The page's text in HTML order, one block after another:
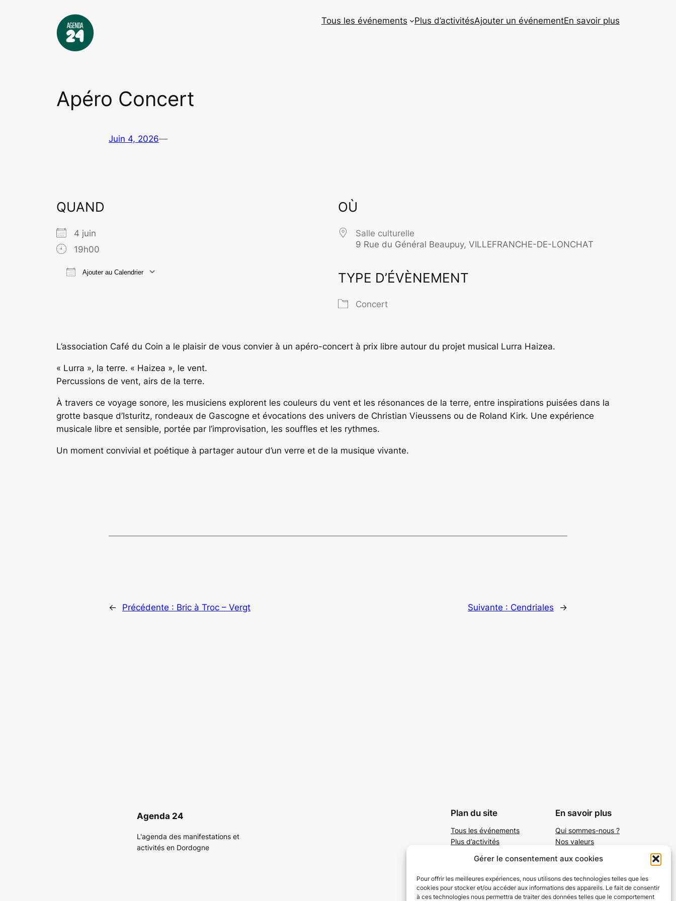
Gérer le consentement aux cookies
Pour offrir les meilleures expériences, nous utilisons des technologies telles que les
cookies pour stocker et/ou accéder aux informations des appareils. Le fait de consentir
à ces technologies nous permettra de traiter des données telles que le comportement
Tous les événements Plus d’activitésAjouter un événementEn savoir plus
Apéro Concert
Juin 4, 2026—
QUAND
4 juin
19h00
Ajouter au Calendrier
OÙ
Salle culturelle
9 Rue du Général Beaupuy, VILLEFRANCHE-DE-LONCHAT
TYPE D’ÉVÈNEMENT
Concert
L’association Café du Coin a le plaisir de vous convier à un apéro-concert à prix libre autour du projet musical Lurra Haizea.
« Lurra », la terre. « Haizea », le vent.
Percussions de vent, airs de la terre.
À travers ce voyage sonore, les musiciens explorent les couleurs du vent et les résonances de la terre, entre inspirations puisées dans la
grotte basque d’Isturitz, rondeaux de Gascogne et évocations des univers de Christian Vieussens ou de Roland Kirk. Une expérience
musicale libre et sensible, portée par l’improvisation, les souffles et les rythmes.
Un moment convivial et poétique à partager autour d’un verre et de la musique vivante.
← Précédente : Bric à Troc – Vergt Suivante : Cendriales →
Agenda 24
L'agenda des manifestations et
activités en Dordogne
Plan du site
Tous les événements
Plus d’activités
S’abonner par mail
En savoir plus
Qui sommes-nous ?
Nos valeurs
Mentions légales